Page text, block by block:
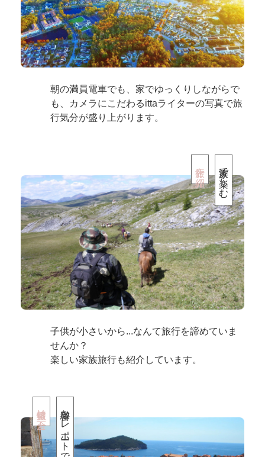
朝の満員電車でも、家でゆっくりしながらで
も、カメラにこだわるittaライターの写真で旅
行気分が盛り上がります。
旅行を紹介 家族で楽しむ
子供が小さいから...なんて旅行を諦めていま
せんか？
楽しい家族旅行も紹介しています。
旅情報は万全 緻密なレポートで